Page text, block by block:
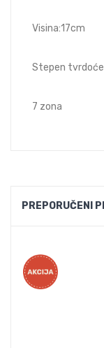
Visina:17cm
Stepen
7 zona
PREPORUČENI